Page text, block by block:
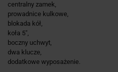
centralny zamek,
prowadnice kulkowe,
blokada kół,
koła 5",
boczny uchwyt,
dwa klucze,
dodatkowe wyposażenie.